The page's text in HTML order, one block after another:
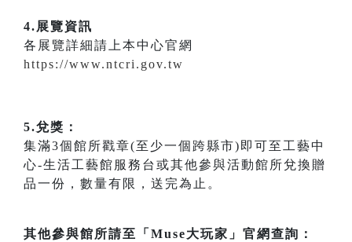
4.展覽資訊
各展覽詳細請上本中心官網
https://www.ntcri.gov.tw
5.兌獎：
集滿3個館所戳章(至少一個跨縣市)即可至工藝中
心-生活工藝館服務台或其他參與活動館所兌換贈
品一份，數量有限，送完為止。
其他參與館所請至「Muse大玩家」官網查詢：